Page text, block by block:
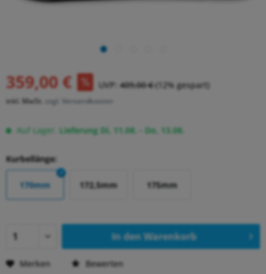
359,00 € UVP: 409,00 €(12% gespart)
inkl. MwSt. zzgl. Versandkosten
Auf Lager. Lieferung Di, 11.08. - Do, 13.08.
Kurbellänge:
170mm 172,5mm 175mm
In den Warenkorb
Merken Bewerten